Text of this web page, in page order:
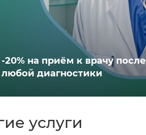
-20% на приём к врачу после
любой диагностики
услуги